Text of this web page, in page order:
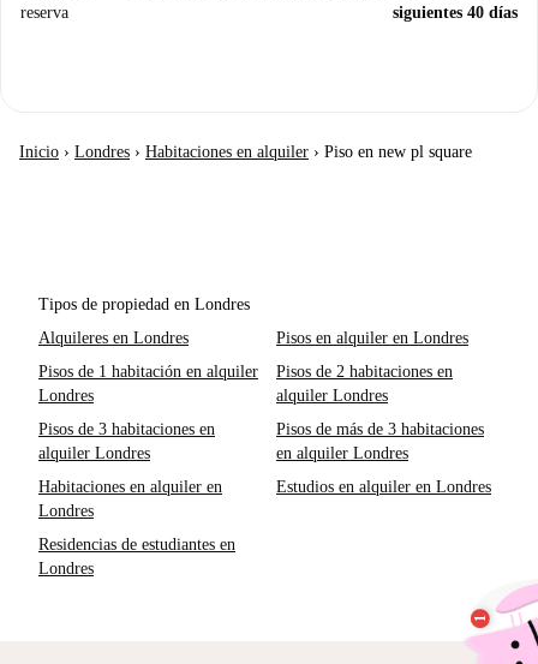
reserva
siguientes 40 días
Inicio › Londres › Habitaciones en alquiler › Piso en new pl square
Tipos de propiedad en Londres
Alquileres en Londres
Pisos en alquiler en Londres
Pisos de 1 habitación en alquiler
Londres
Pisos de 2 habitaciones en
alquiler Londres
Pisos de 3 habitaciones en
alquiler Londres
Pisos de más de 3 habitaciones
en alquiler Londres
Habitaciones en alquiler en
Londres
Estudios en alquiler en Londres
Residencias de estudiantes en
Londres